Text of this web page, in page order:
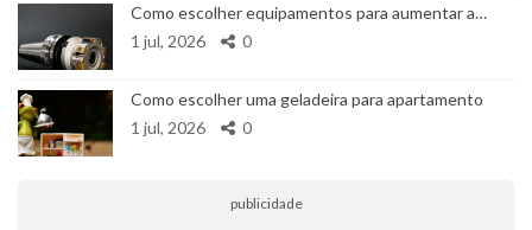
Como escolher equipamentos para aumentar a…
1 jul, 2026
0
Como escolher uma geladeira para apartamento
1 jul, 2026
0
publicidade